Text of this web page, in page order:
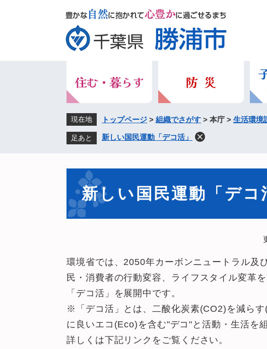
現在地 トップページ > 組織でさがす > 本庁 > 生活環境
足あと 新しい国民運動「デコ活」
新しい国民運動「デコ
環境省では、2050年カーボンニュートラル及
民・消費者の行動変容、ライフスタイル変革
「デコ活」を展開中です。
※「デコ活」とは、二酸化炭素(CO2)を減ら
に良いエコ(Eco)を含む"デコ"と活動・生活を
詳しくは下記リンクをご覧ください。